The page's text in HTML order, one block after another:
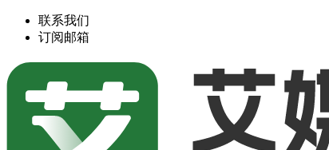
联系我们
订阅邮箱